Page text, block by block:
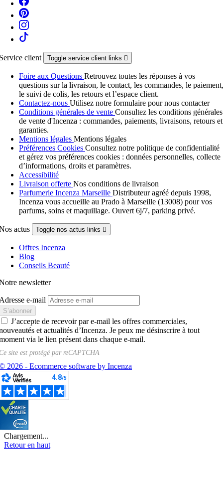
client Toggle service client links 
Foire aux Questions Retrouvez toutes les réponses à vos
questions sur la livraison, le contact, les commandes, le paiement,
le suivi de colis, les retours et l’espace client.
Contactez-nous Utilisez notre formulaire pour nous contacter
Conditions générales de vente Consultez les conditions générales
de vente d'Incenza : commandes, paiements, livraisons, retours et
garanties.
Mentions légales Mentions légales
Préférences Cookies Consultez notre politique de confidentialité
et gérez vos préférences cookies : données personnelles, collecte
d’informations, droits et paramètres.
Accessibilité
Livraison offerte Nos conditions de livraison
Parfumerie Incenza Marseille Distributeur agréé depuis 1998,
Incenza vous accueille au Prado à Marseille (13008) pour vos
parfums, soins et maquillage. Ouvert 6j/7, parking privé.
actus Toggle nos actus links 
Offres Incenza
Blog
Conseils Beauté
newsletter
e-mail
J’accepte de recevoir par e-mail les offres commerciales,
et actualités d’Incenza. Je peux me désinscrire à tout
via le lien présent dans chaque e-mail.
site est protégé parreCAPTCHA
2026 - Ecommerce software by Incenza
Chargement...
Retour en haut